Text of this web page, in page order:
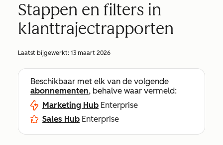
Stappen en filters in
klanttrajectrapporten
Laatst bijgewerkt: 13 maart 2026
Beschikbaar met elk van de volgende
abonnementen, behalve waar vermeld:
Marketing Hub Enterprise
Sales Hub Enterprise